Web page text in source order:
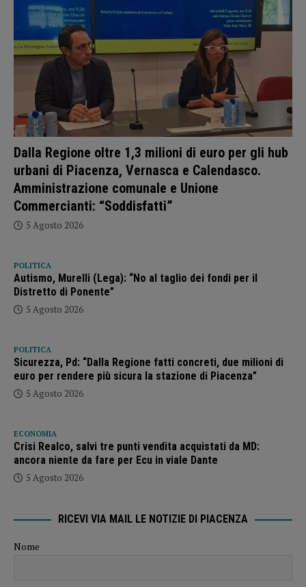
Dalla Regione oltre 1,3 milioni di euro per gli hub
urbani di Piacenza, Vernasca e Calendasco.
Amministrazione comunale e Unione
Commercianti: “Soddisfatti”
5 Agosto 2026
POLITICA
Autismo, Murelli (Lega): “No al taglio dei fondi per il
Distretto di Ponente”
5 Agosto 2026
POLITICA
Sicurezza, Pd: “Dalla Regione fatti concreti, due milioni di
euro per rendere più sicura la stazione di Piacenza”
5 Agosto 2026
ECONOMIA
Crisi Realco, salvi tre punti vendita acquistati da MD:
ancora niente da fare per Ecu in viale Dante
5 Agosto 2026
RICEVI VIA MAIL LE NOTIZIE DI PIACENZA
Nome